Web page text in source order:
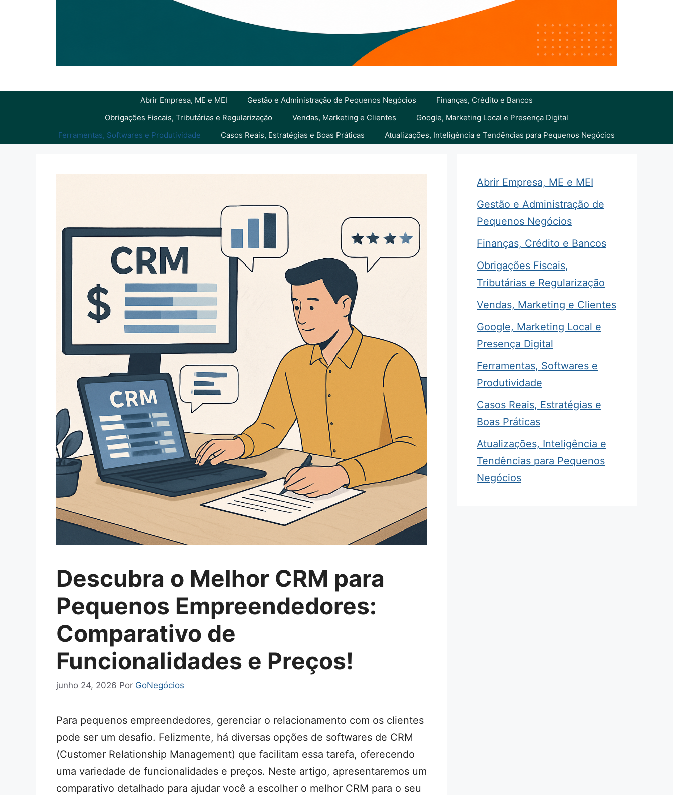
Abrir Empresa, ME e MEI Gestão e Administração de Pequenos Negócios
Finanças, Crédito e Bancos
Obrigações Fiscais, Tributárias e Regularização
Vendas, Marketing e Clientes
Google, Marketing Local e Presença Digital
Ferramentas, Softwares e Produtividade
Casos Reais, Estratégias e Boas Práticas Atualizações, Inteligência e Tendências para Pequenos Negócios
Descubra o Melhor CRM para
Pequenos Empreendedores:
Comparativo de
Funcionalidades e Preços!
junho 24, 2026 Por GoNegócios
Para pequenos empreendedores, gerenciar o relacionamento com os clientes
pode ser um desafio. Felizmente, há diversas opções de softwares de CRM
(Customer Relationship Management) que facilitam essa tarefa, oferecendo
uma variedade de funcionalidades e preços. Neste artigo, apresentaremos um
comparativo detalhado para ajudar você a escolher o melhor CRM para o seu
Abrir Empresa, ME e MEI
Gestão e Administração de
Pequenos Negócios
Finanças, Crédito e Bancos
Obrigações Fiscais,
Tributárias e Regularização
Vendas, Marketing e Clientes
Google, Marketing Local e
Presença Digital
Ferramentas, Softwares e
Produtividade
Casos Reais, Estratégias e
Boas Práticas
Atualizações, Inteligência e
Tendências para Pequenos
Negócios